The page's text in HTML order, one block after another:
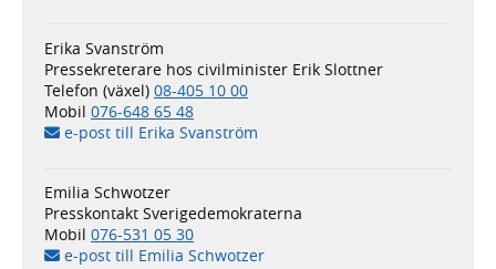
Erika Svanström
Pressekreterare hos civilminister Erik Slottner
Telefon (växel) 08-405 10 00
Mobil 076-648 65 48
e-post till Erika Svanström
Emilia Schwotzer
Presskontakt Sverigedemokraterna
Mobil 076-531 05 30
e-post till Emilia Schwotzer